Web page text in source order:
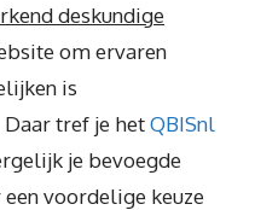
deskundige
om ervaren
is
tref je hetQBISnl
je bevoegde
een voordelige keuze